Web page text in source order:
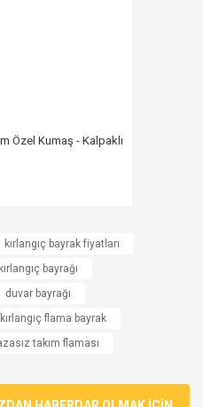
Özel Kumaş - Kalpaklı
kırlangıç bayrak fiyatları
kırlangıç bayrağı
duvar bayrağı
kırlangıç flama bayrak
takım flaması